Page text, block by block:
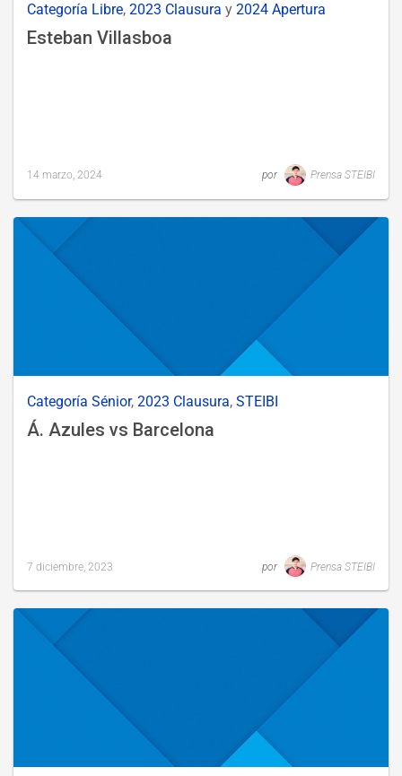
Categoría Libre, 2023 Clausura y 2024 Apertura
Esteban Villasboa
2024
14 marzo, 2024 por Prensa STEIBI
Categoría Sénior, 2023 Clausura, STEIBI
Á. Azules vs Barcelona
diciembre,
2023
7 diciembre, 2023 por Prensa STEIBI